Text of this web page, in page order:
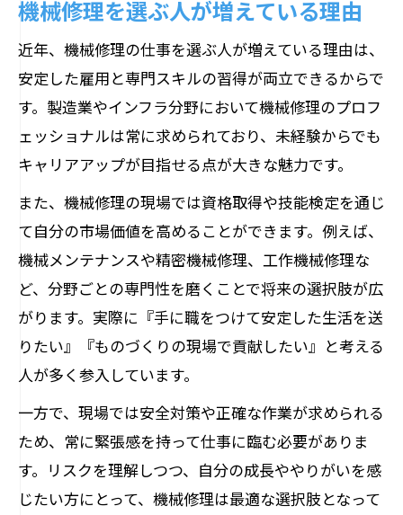
機械修理を選ぶ人が増えている理由
近年、機械修理の仕事を選ぶ人が増えている理由は、
安定した雇用と専門スキルの習得が両立できるからで
す。製造業やインフラ分野において機械修理のプロフ
ェッショナルは常に求められており、未経験からでも
キャリアアップが目指せる点が大きな魅力です。
また、機械修理の現場では資格取得や技能検定を通じ
て自分の市場価値を高めることができます。例えば、
機械メンテナンスや精密機械修理、工作機械修理な
ど、分野ごとの専門性を磨くことで将来の選択肢が広
がります。実際に『手に職をつけて安定した生活を送
りたい』『ものづくりの現場で貢献したい』と考える
人が多く参入しています。
一方で、現場では安全対策や正確な作業が求められる
ため、常に緊張感を持って仕事に臨む必要がありま
す。リスクを理解しつつ、自分の成長ややりがいを感
じたい方にとって、機械修理は最適な選択肢となって